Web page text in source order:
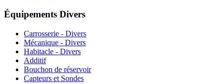
Équipements Divers
Carrosserie - Divers
Mécanique - Divers
Habitacle - Divers
Additif
Bouchon de réservoir
Capteurs et Sondes